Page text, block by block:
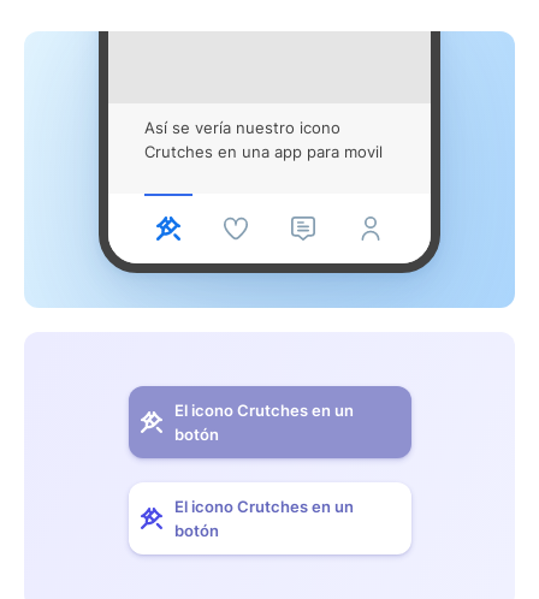
Así se vería nuestro icono
Crutches en una app para movil
El icono Crutches en un
botón
El icono Crutches en un
botón